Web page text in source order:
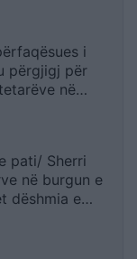
i
përgjigj për
në
pati/ Sherri
në burgun e
dëshmia e